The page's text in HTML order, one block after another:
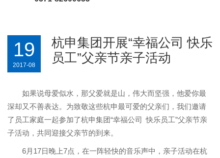
19
2017-08
杭申集团开展“幸福公司 快乐
员工”父亲节亲子活动
如果说母爱似水，那父爱就是山，伟大而坚强，他爱你最
深却又不善表达。为致敬这些杭申最可爱的父亲们，我们邀请
了员工家庭一起参加了杭申集团“幸福公司 快乐员工”父亲节亲
子活动，共同迎接父亲节的到来。
6月17日晚上7点，在一阵轻快的音乐声中，亲子活动在杭